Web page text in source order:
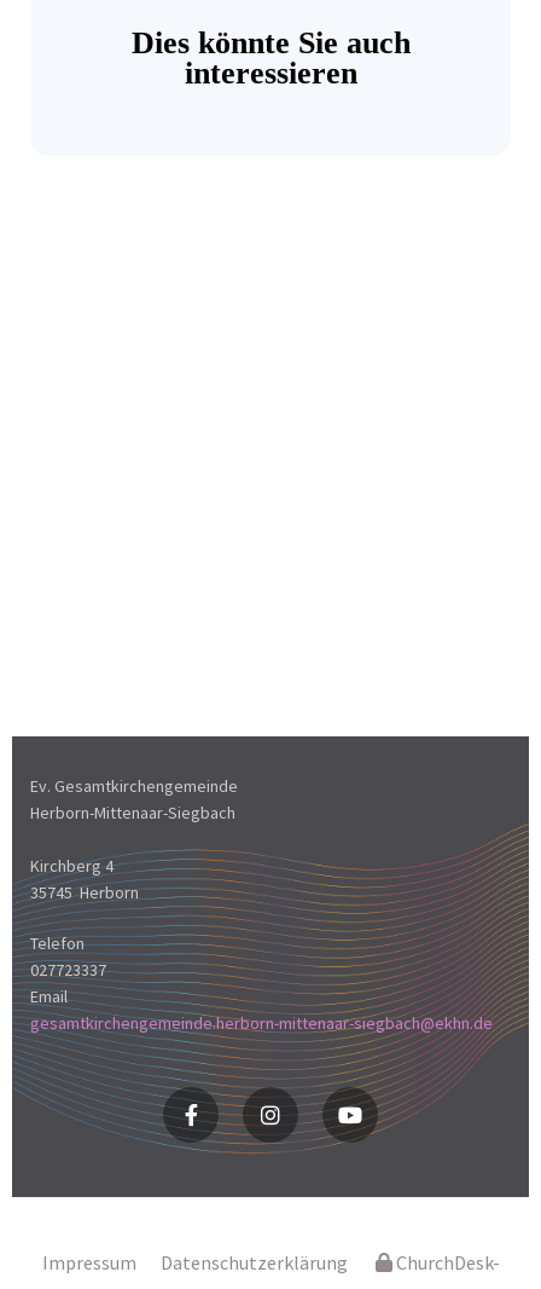
Dies könnte Sie auch
interessieren
Ev. Gesamtkirchengemeinde
Herborn-Mittenaar-Siegbach
Kirchberg 4
35745 Herborn
Telefon
027723337
Email
gesamtkirchengemeinde.herborn-mittenaar-siegbach@ekhn.de
Impressum Datenschutzerklärung
ChurchDesk-